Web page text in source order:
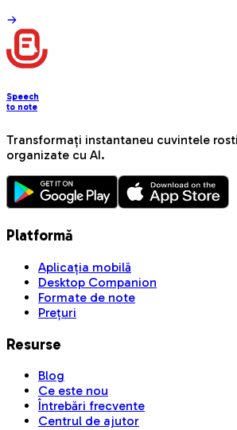
Speech
to note
Transformați instantaneu cuvintele
organizate cu AI.
Platformă
Aplicația mobilă
Desktop Companion
Formate de note
Prețuri
Resurse
Blog
Ce este nou
Întrebări frecvente
Centrul de ajutor